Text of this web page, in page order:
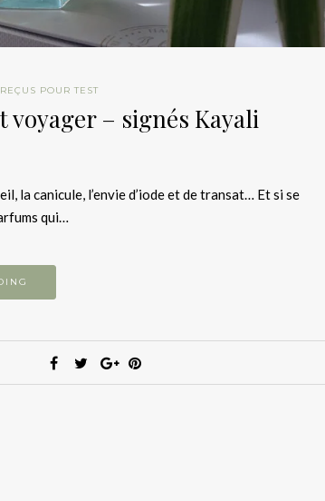
POUR TEST
voyager – signés Kayali
la canicule, l’envie d’iode et de transat… Et si se
qui…